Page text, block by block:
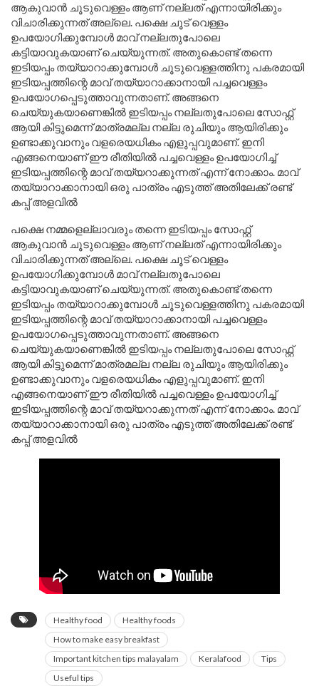
ആകുവാൻ ചൂടുവെള്ളം ആണ് നല്ലത് എന്നായിരിക്കും
വിചാരിക്കുന്നത് അല്ലെ. പക്ഷെ ചൂട് വെള്ളം
ഉപയോഗിക്കുമ്പോൾ മാവ് നല്ലതുപോലെ
കട്ടിയാവുകയാണ് ചെയ്യുന്നത്. അതുകൊണ്ട് തന്നെ
ഇടിയപ്പം തയ്യാറാക്കുമ്പോൾ ചൂടുവെള്ളത്തിനു പകരമായി
ഇടിയപ്പത്തിന്റെ മാവ് തയ്യാറാക്കാനായി പച്ചവെള്ളം
ഉപയോഗപ്പെടുത്താവുന്നതാണ്. അങ്ങനെ
ചെയ്യുകയാണെങ്കിൽ ഇടിയപ്പം നല്ലതുപോലെ സോഫ്റ്റ്
ആയി കിട്ടുമെന്ന് മാത്രമല്ല നല്ല രുചിയും ആയിരിക്കും
ഉണ്ടാക്കുവാനും വളരെയധികം എളുപ്പവുമാണ്. ഇനി
എങ്ങനെയാണ് ഈ രീതിയിൽ പച്ചവെള്ളം ഉപയോഗിച്ച്
ഇടിയപ്പത്തിന്റെ മാവ് തയ്യറാക്കുന്നത് എന്ന് നോക്കാം. മാവ്
തയ്യാറാക്കാനായി ഒരു പാത്രം എടുത്ത് അതിലേക്ക് രണ്ട്
കപ്പ് അളവിൽ
പക്ഷെ നമ്മളെല്ലാവരും തന്നെ ഇടിയപ്പം സോഫ്റ്റ്
ആകുവാൻ ചൂടുവെള്ളം ആണ് നല്ലത് എന്നായിരിക്കും
വിചാരിക്കുന്നത് അല്ലെ. പക്ഷെ ചൂട് വെള്ളം
ഉപയോഗിക്കുമ്പോൾ മാവ് നല്ലതുപോലെ
കട്ടിയാവുകയാണ് ചെയ്യുന്നത്. അതുകൊണ്ട് തന്നെ
ഇടിയപ്പം തയ്യാറാക്കുമ്പോൾ ചൂടുവെള്ളത്തിനു പകരമായി
ഇടിയപ്പത്തിന്റെ മാവ് തയ്യാറാക്കാനായി പച്ചവെള്ളം
ഉപയോഗപ്പെടുത്താവുന്നതാണ്. അങ്ങനെ
ചെയ്യുകയാണെങ്കിൽ ഇടിയപ്പം നല്ലതുപോലെ സോഫ്റ്റ്
ആയി കിട്ടുമെന്ന് മാത്രമല്ല നല്ല രുചിയും ആയിരിക്കും
ഉണ്ടാക്കുവാനും വളരെയധികം എളുപ്പവുമാണ്. ഇനി
എങ്ങനെയാണ് ഈ രീതിയിൽ പച്ചവെള്ളം ഉപയോഗിച്ച്
ഇടിയപ്പത്തിന്റെ മാവ് തയ്യറാക്കുന്നത് എന്ന് നോക്കാം. മാവ്
തയ്യാറാക്കാനായി ഒരു പാത്രം എടുത്ത് അതിലേക്ക് രണ്ട്
കപ്പ് അളവിൽ
Healthy food
Healthy foods
How to make easy breakfast
Important kitchen tips malayalam
Keralafood
Tips
Useful tips